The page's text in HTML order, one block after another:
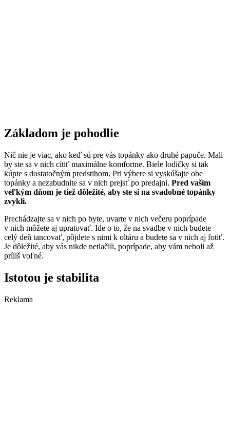
Základom je pohodlie
Nič nie je viac, ako keď sú pre vás topánky ako druhé papuče. Mali
by ste sa v nich cítiť maximálne komfortne. Biele lodičky si tak
kúpte s dostatočným predstihom. Pri výbere si vyskúšajte obe
topánky a nezabudnite sa v nich prejsť po predajni. Pred vaším
veľkým dňom je tiež dôležité, aby ste si na svadobné topánky
zvykli.
Prechádzajte sa v nich po byte, uvarte v nich večeru poprípade
v nich môžete aj upratovať. Ide o to, že na svadbe v nich budete
celý deň tancovať, pôjdete s nimi k oltáru a budete sa v nich aj fotiť.
Je dôležité, aby vás nikde netlačili, poprípade, aby vám neboli až
príliš voľné.
Istotou je stabilita
Reklama